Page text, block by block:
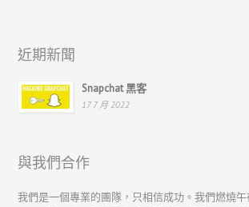
近期新聞
Snapchat 黑客
17 7 月 2022
與我們合作
我們是一個專業的團隊，只相信成功。我們燃燒
Français de